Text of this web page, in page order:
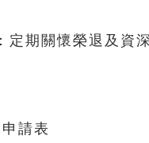
期關懷榮退及資
請表